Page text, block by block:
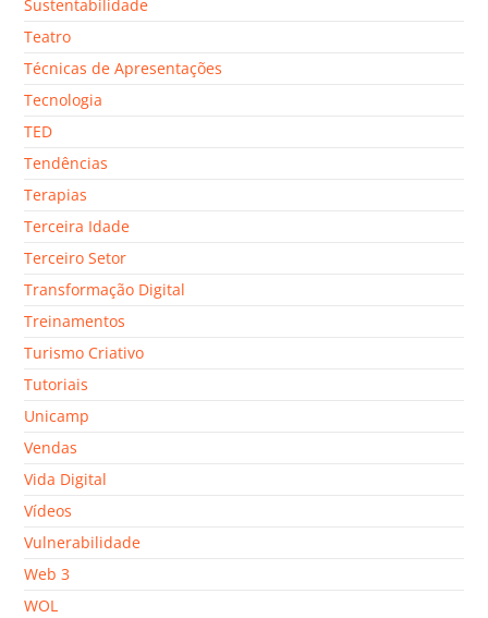
Sustentabilidade
Teatro
Técnicas de Apresentações
Tecnologia
TED
Tendências
Terapias
Terceira Idade
Terceiro Setor
Transformação Digital
Treinamentos
Turismo Criativo
Tutoriais
Unicamp
Vendas
Vida Digital
Vídeos
Vulnerabilidade
Web 3
WOL